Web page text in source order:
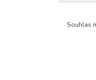
Souhlas